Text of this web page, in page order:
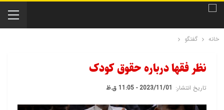
خانه گفتگو
نظر فقها درباره حقوق کودک
تاریخ انتشار: 2023/11/01 - 11:05 ق.ظ